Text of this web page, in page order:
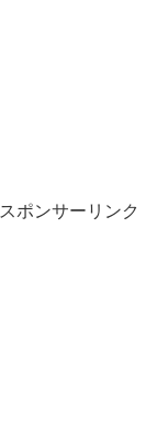
スポンサーリンク